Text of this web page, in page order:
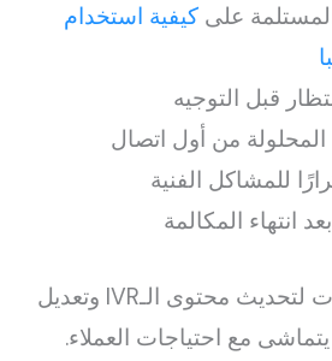
علىكيفية استخدام
قبل التوجيه
من أول اتصال
للمشاكل الفنية
انتهاء المكالمة
تُستخدم هذه البيانات لتحديث محتوى الـIVR وتعديل
مع احتياجات العملاء.